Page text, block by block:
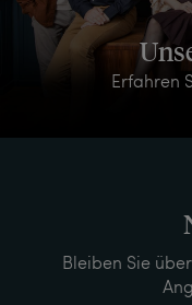
Erfahren
Bleiben Sie